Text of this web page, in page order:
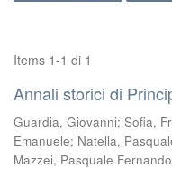
Items 1-1 di 1
Annali storici di
Guardia, Giovanni; Sofia,
Emanuele; Natella,
Mazzei, Pasquale Fernando